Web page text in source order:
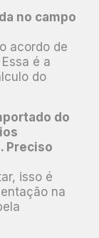
no campo
acordo de
é a
do
do
Preciso
isso é
na